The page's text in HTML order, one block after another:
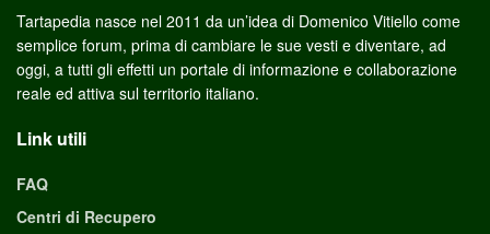
Tartapedia nasce nel 2011 da un’idea di Domenico Vitiello come
semplice forum, prima di cambiare le sue vesti e diventare, ad
oggi, a tutti gli effetti un portale di informazione e collaborazione
reale ed attiva sul territorio italiano.
Link utili
FAQ
Centri di Recupero